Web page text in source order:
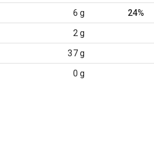
6 g 24%
2 g
37 g
0 g